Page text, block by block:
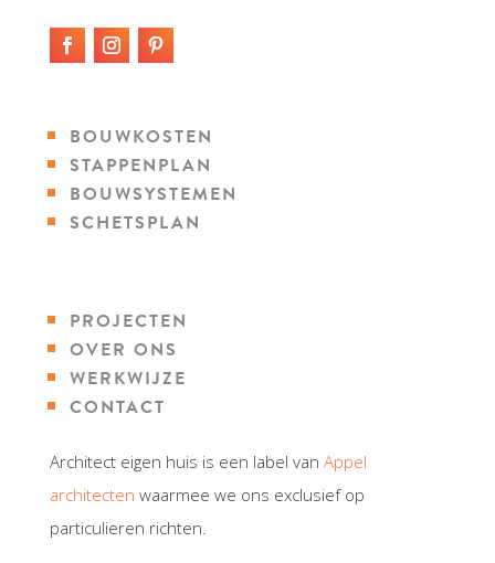
BOUWKOSTEN
STAPPENPLAN
BOUWSYSTEMEN
SCHETSPLAN
PROJECTEN
OVER ONS
WERKWIJZE
CONTACT
Architect eigen huis is een label van Appel
architecten waarmee we ons exclusief op
particulieren richten.
Webdesign door Studio Projectie